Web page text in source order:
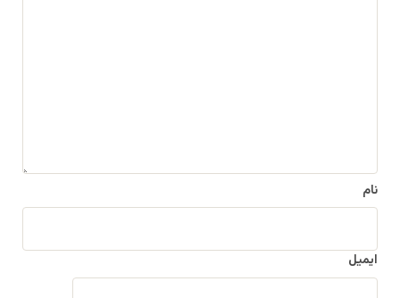
نام
ایمیل